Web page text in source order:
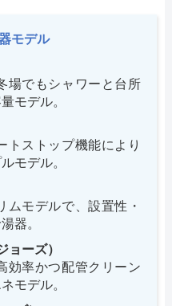
モデル
場でもシャワーと台所
モデル。
トストップ機能により
モデル。
ムモデルで、設置性・
器。
ョーズ）
効率かつ配管クリーン
モデル。